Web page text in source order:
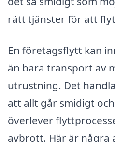
rätt tjänster för att
En företagsflytt kan
än bara transport av
utrustning. Det
att allt går smidigt
överlever
avbrott. Här är några